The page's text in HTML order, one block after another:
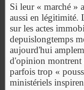
Si leur « marché »
aussi en légitimité.
sur les actes
depuislongtemps
aujourd'hui
d'opinion montrent
parfois trop «
ministériels